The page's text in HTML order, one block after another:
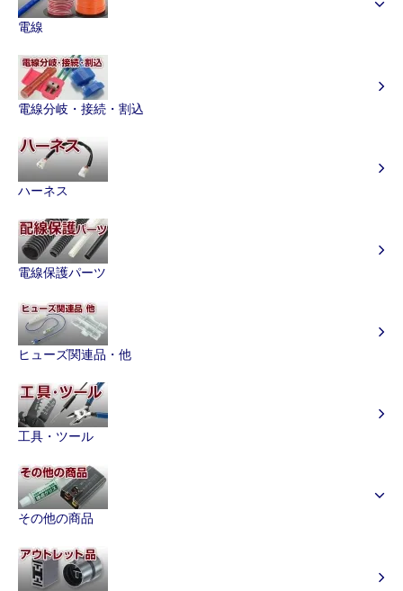
電線
電線分岐・接続・割込
ハーネス
電線保護パーツ
ヒューズ関連品・他
工具・ツール
その他の商品